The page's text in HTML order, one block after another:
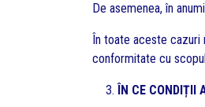
De asemenea, în
În toate aceste cazuri
conformitate cu
ÎN CE CONDIȚII